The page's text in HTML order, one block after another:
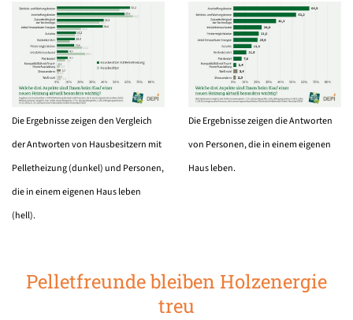
Die Ergebnisse zeigen den Vergleich
der Antworten von Hausbesitzern mit
Pelletheizung (dunkel) und Personen,
die in einem eigenen Haus leben
(hell).
Die Ergebnisse zeigen die Antworten
von Personen, die in einem eigenen
Haus leben.
Pelletfreunde bleiben Holzenergie
treu